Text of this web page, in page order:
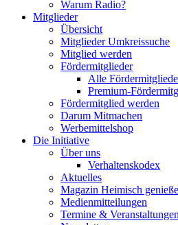
Warum Radio?
Mitglieder
Übersicht
Mitglieder Umkreissuche
Mitglied werden
Fördermitglieder
Alle
Premium-
Fördermitglied werden
Darum Mitmachen
Werbemittelshop
Die Initiative
Über uns
Verhaltenskodex
Aktuelles
Magazin Heimisch
Medienmitteilungen
Termine & Veranstaltungen